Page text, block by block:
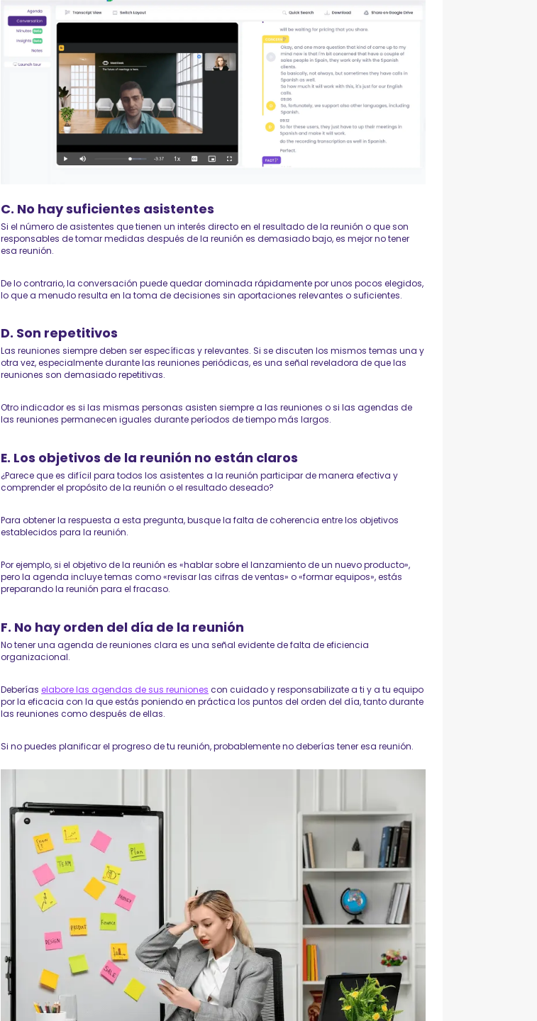
C. No hay suficientes asistentes
Si el número de asistentes que tienen un interés directo en el resultado de la reunión o que son
responsables de tomar medidas después de la reunión es demasiado bajo, es mejor no tener
esa reunión.
De lo contrario, la conversación puede quedar dominada rápidamente por unos pocos elegidos,
lo que a menudo resulta en la toma de decisiones sin aportaciones relevantes o suficientes.
D. Son repetitivos
Las reuniones siempre deben ser específicas y relevantes. Si se discuten los mismos temas una y
otra vez, especialmente durante las reuniones periódicas, es una señal reveladora de que las
reuniones son demasiado repetitivas.
Otro indicador es si las mismas personas asisten siempre a las reuniones o si las agendas de
las reuniones permanecen iguales durante períodos de tiempo más largos.
E. Los objetivos de la reunión no están claros
¿Parece que es difícil para todos los asistentes a la reunión participar de manera efectiva y
comprender el propósito de la reunión o el resultado deseado?
Para obtener la respuesta a esta pregunta, busque la falta de coherencia entre los objetivos
establecidos para la reunión.
Por ejemplo, si el objetivo de la reunión es «hablar sobre el lanzamiento de un nuevo producto»,
pero la agenda incluye temas como «revisar las cifras de ventas» o «formar equipos», estás
preparando la reunión para el fracaso.
F. No hay orden del día de la reunión
No tener una agenda de reuniones clara es una señal evidente de falta de eficiencia
organizacional.
Deberíaselabore las agendas de sus reuniones con cuidado y responsabilizate a ti y a tu equipo
por la eficacia con la que estás poniendo en práctica los puntos del orden del día, tanto durante
las reuniones como después de ellas.
Si no puedes planificar el progreso de tu reunión, probablemente no deberías tener esa reunión.